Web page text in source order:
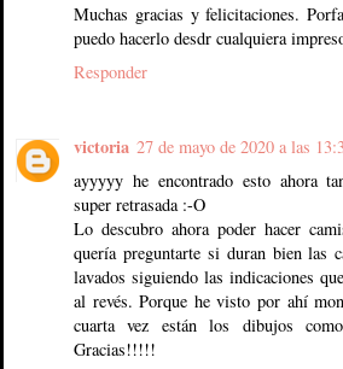
Muchas gracias y felicitaciones.
puedo hacerlo desdr cualquiera
Responder
victoria 27 de mayo de 2020 a las
ayyyyy he encontrado esto ahora
super retrasada :-O
Lo descubro ahora poder hacer
quería preguntarte si duran bien las
lavados siguiendo las indicaciones
al revés. Porque he visto por ahí
cuarta vez están los dibujos
Gracias!!!!!